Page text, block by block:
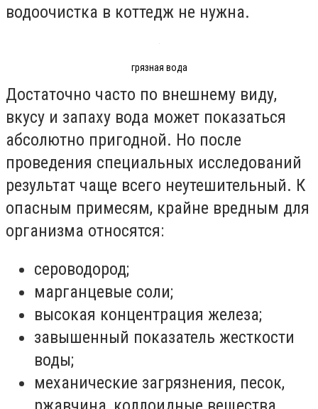
водоочистка в коттедж не нужна.
грязная вода
Достаточно часто по внешнему виду,
вкусу и запаху вода может показаться
абсолютно пригодной. Но после
проведения специальных исследований
результат чаще всего неутешительный. К
опасным примесям, крайне вредным для
организма относятся:
сероводород;
марганцевые соли;
высокая концентрация железа;
завышенный показатель жесткости
воды;
механические загрязнения, песок,